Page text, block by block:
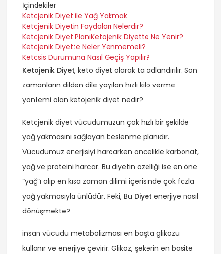
İçindekiler
Ketojenik Diyet ile Yağ Yakmak
Ketojenik Diyetin Faydaları Nelerdir?
Ketojenik Diyet PlanıKetojenik Diyette Ne Yenir?
Ketojenik Diyette Neler Yenmemeli?
Ketosis Durumuna Nasıl Geçiş Yapılır?
Ketojenik Diyet, keto diyet olarak ta adlandırılır. Son
zamanların dilden dile yayılan hızlı kilo verme
yöntemi olan ketojenik diyet nedir?
Ketojenik diyet vücudumuzun çok hızlı bir şekilde
yağ yakmasını sağlayan beslenme planıdır.
Vücudumuz enerjisiyi harcarken öncelikle karbonat,
yağ ve proteini harcar. Bu diyetin özelliği ise en öne
“yağ”ı alıp en kısa zaman dilimi içerisinde çok fazla
yağ yakmasıyla ünlüdür. Peki, Bu Diyet enerjiye nasıl
dönüşmekte?
insan vücudu metabolizması en başta glikozu
kullanır ve enerjiye çevirir. Glikoz, şekerin en basite